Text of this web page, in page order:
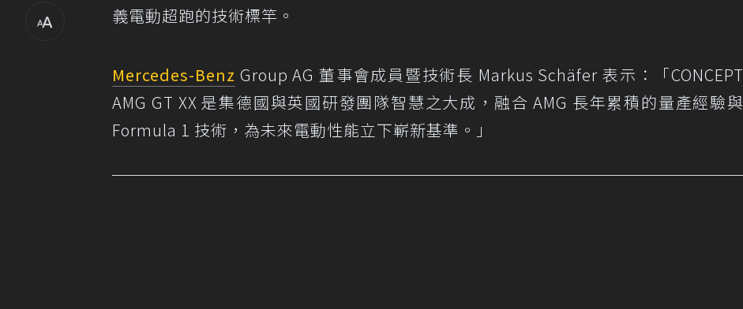
義電動超跑的技術標竿。
Mercedes-Benz Group AG 董事會成員暨技術長 Markus Schäfer 表示：「CONCEPT
AMG GT XX 是集德國與英國研發團隊智慧之大成，融合 AMG 長年累積的量產經驗與
Formula 1 技術，為未來電動性能立下嶄新基準。」